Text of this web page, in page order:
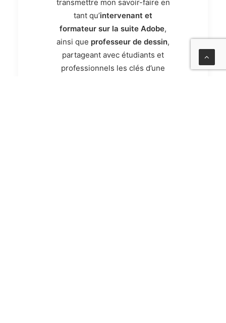
transmettre mon savoir-faire en
tant qu’intervenant et
formateur sur la suite Adobe,
ainsi que professeur de dessin,
partageant avec étudiants et
professionnels les clés d’une